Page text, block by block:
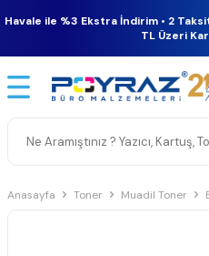
Havale ile %3 Ekstra İndirim • 2
TL Üzeri
Anasayfa Toner Muadil Toner